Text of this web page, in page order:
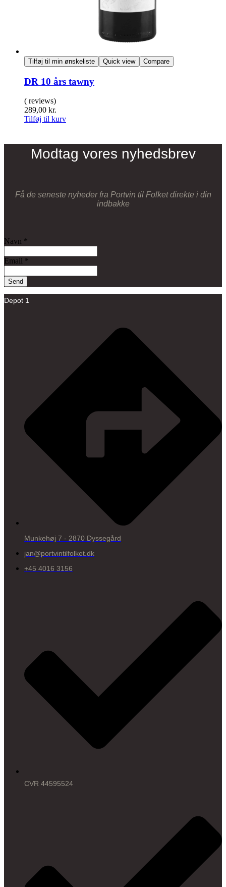
Tilføj til min ønskeliste Quick view Compare
DR 10 års tawny
( reviews)
289,00 kr.
Tilføj til kurv
Modtag vores nyhedsbrev
Få de seneste nyheder fra Portvin til Folket direkte i din
indbakke
Navn *
Email *
Send
Depot 1
Munkehøj 7 - 2870 Dyssegård
jan@portvintilfolket.dk
+45 4016 3156
CVR 44595524